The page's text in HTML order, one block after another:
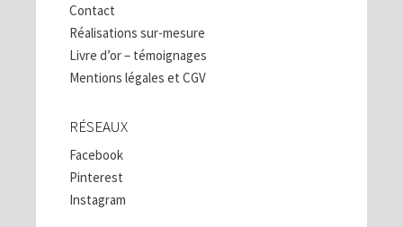
Contact
Réalisations sur-mesure
Livre d’or – témoignages
Mentions légales et CGV
RÉSEAUX
Facebook
Pinterest
Instagram